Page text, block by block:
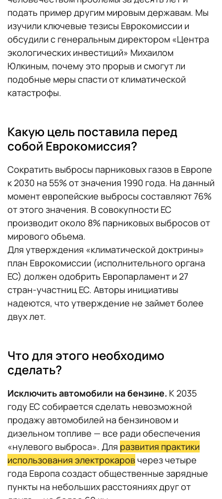
подать пример другим мировым державам. Мы
изучили ключевые тезисы Еврокомиссии и
обсудили с генеральным директором «Центра
экологических инвестиций» Михаилом
Юлкиным, почему это прорыв и смогут ли
подобные меры спасти от климатической
катастрофы.
Какую цель поставила перед
собой Еврокомиссия?
Сократить выбросы парниковых газов в Европе
к 2030 на 55% от значения 1990 года. На данный
момент европейские выбросы составляют 76%
от этого значения. В совокупности ЕС
производит около 8% парниковых выбросов от
мирового объема.
Для утверждения «климатической доктрины»
план Еврокомиссии (исполнительного органа
ЕС) должен одобрить Европарламент и 27
стран-участниц ЕС. Авторы инициативы
надеются, что утверждение не займет более
двух лет.
Что для этого необходимо
сделать?
Исключить автомобили на бензине. К 2035
году ЕС собирается сделать невозможной
продажу автомобилей на бензиновом и
дизельном топливе — все ради обеспечения
«нулевого выброса». Для развития практики
использования электрокаров через четыре
года Европа создаст общественные зарядные
пункты на небольших расстояниях друг от